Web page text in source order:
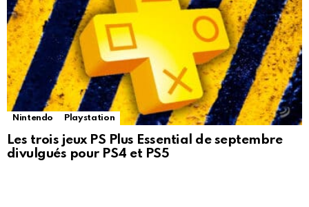
Nintendo Playstation
Les trois jeux PS Plus Essential de septembre
divulgués pour PS4 et PS5